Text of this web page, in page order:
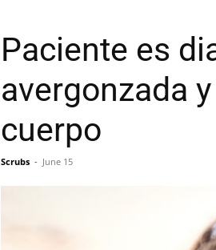
Paciente es
avergonzada
cuerpo
Scrubs - June 15